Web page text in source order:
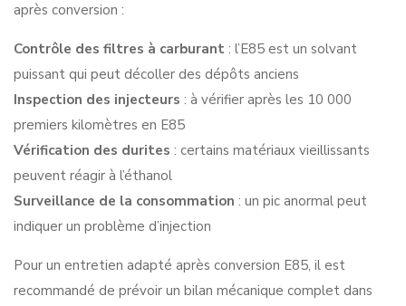
après conversion :
Contrôle des filtres à carburant : l’E85 est un solvant
puissant qui peut décoller des dépôts anciens
Inspection des injecteurs : à vérifier après les 10 000
premiers kilomètres en E85
Vérification des durites : certains matériaux vieillissants
peuvent réagir à l’éthanol
Surveillance de la consommation : un pic anormal peut
indiquer un problème d’injection
Pour un entretien adapté après conversion E85, il est
recommandé de prévoir un bilan mécanique complet dans